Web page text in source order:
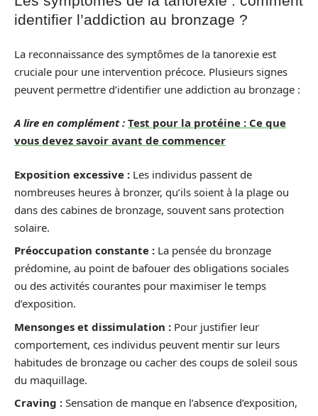
identifier l’addiction au bronzage ?
La reconnaissance des symptômes de la tanorexie est
cruciale pour une intervention précoce. Plusieurs signes
peuvent permettre d’identifier une addiction au bronzage :
A lire en complément : Test pour la protéine : Ce que
vous devez savoir avant de commencer
Exposition excessive : Les individus passent de
nombreuses heures à bronzer, qu’ils soient à la plage ou
dans des cabines de bronzage, souvent sans protection
solaire.
Préoccupation constante : La pensée du bronzage
prédomine, au point de bafouer des obligations sociales
ou des activités courantes pour maximiser le temps
d’exposition.
Mensonges et dissimulation : Pour justifier leur
comportement, ces individus peuvent mentir sur leurs
habitudes de bronzage ou cacher des coups de soleil sous
du maquillage.
Craving : Sensation de manque en l’absence d’exposition,